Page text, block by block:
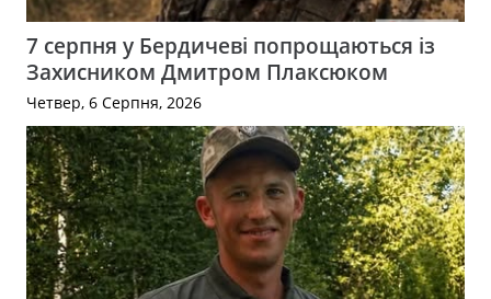
7 серпня у Бердичеві попрощаються із
Захисником Дмитром Плаксюком
Четвер, 6 Серпня, 2026